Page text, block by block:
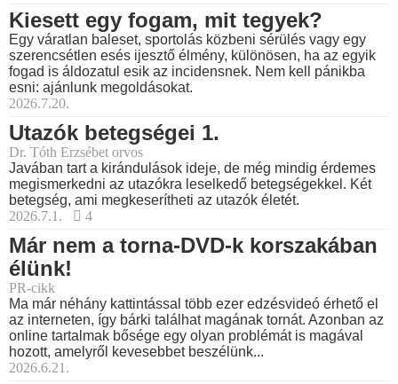
Kiesett egy fogam, mit tegyek?
Egy váratlan baleset, sportolás közbeni sérülés vagy egy
szerencsétlen esés ijesztő élmény, különösen, ha az egyik
fogad is áldozatul esik az incidensnek. Nem kell pánikba
esni: ajánlunk megoldásokat.
2026.7.20.
Utazók betegségei 1.
Dr. Tóth Erzsébet orvos
Javában tart a kirándulások ideje, de még mindig érdemes
megismerkedni az utazókra leselkedő betegségekkel. Két
betegség, ami megkeserítheti az utazók életét.
2026.7.1.
4
Már nem a torna-DVD-k korszakában
élünk!
PR-cikk
Ma már néhány kattintással több ezer edzésvideó érhető el
az interneten, így bárki találhat magának tornát. Azonban az
online tartalmak bősége egy olyan problémát is magával
hozott, amelyről kevesebbet beszélünk...
2026.6.21.